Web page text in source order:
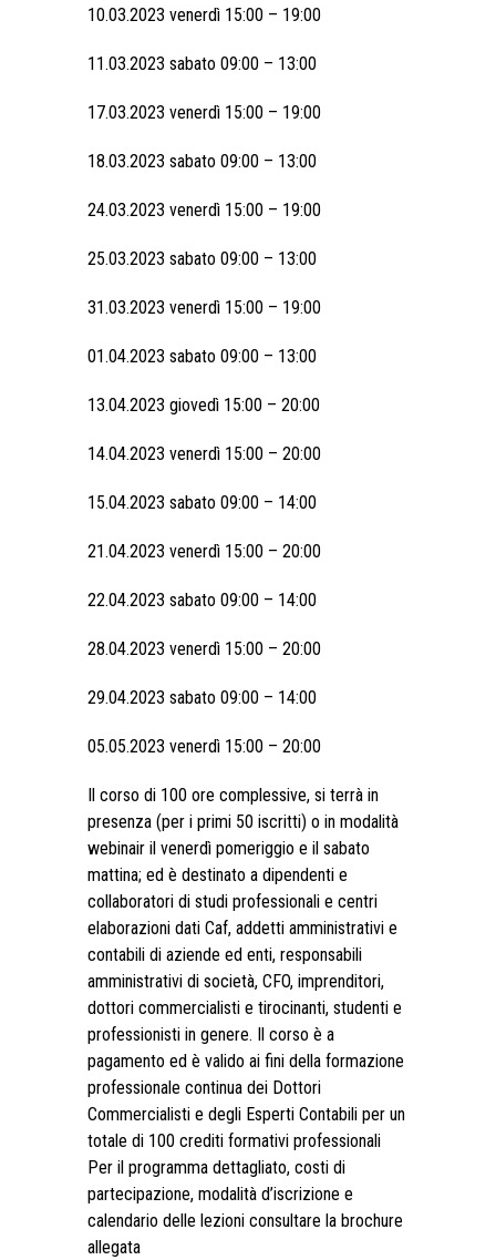
10.03.2023 venerdì 15:00 – 19:00
11.03.2023 sabato 09:00 – 13:00
17.03.2023 venerdì 15:00 – 19:00
18.03.2023 sabato 09:00 – 13:00
24.03.2023 venerdì 15:00 – 19:00
25.03.2023 sabato 09:00 – 13:00
31.03.2023 venerdì 15:00 – 19:00
01.04.2023 sabato 09:00 – 13:00
13.04.2023 giovedì 15:00 – 20:00
14.04.2023 venerdì 15:00 – 20:00
15.04.2023 sabato 09:00 – 14:00
21.04.2023 venerdì 15:00 – 20:00
22.04.2023 sabato 09:00 – 14:00
28.04.2023 venerdì 15:00 – 20:00
29.04.2023 sabato 09:00 – 14:00
05.05.2023 venerdì 15:00 – 20:00
Il corso di 100 ore complessive, si terrà in
presenza (per i primi 50 iscritti) o in modalità
webinair il venerdì pomeriggio e il sabato
mattina; ed è destinato a dipendenti e
collaboratori di studi professionali e centri
elaborazioni dati Caf, addetti amministrativi e
contabili di aziende ed enti, responsabili
amministrativi di società, CFO, imprenditori,
dottori commercialisti e tirocinanti, studenti e
professionisti in genere. Il corso è a
pagamento ed è valido ai fini della formazione
professionale continua dei Dottori
Commercialisti e degli Esperti Contabili per un
totale di 100 crediti formativi professionali
Per il programma dettagliato, costi di
partecipazione, modalità d’iscrizione e
calendario delle lezioni consultare la brochure
allegata